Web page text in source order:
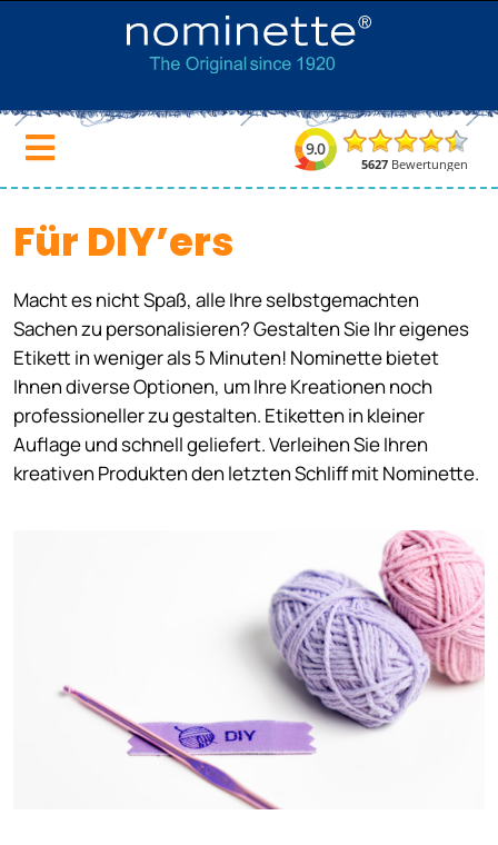
Für DIY’ers
Macht es nicht Spaß, alle Ihre selbstgemachten
Sachen zu personalisieren? Gestalten Sie Ihr eigenes
Etikett in weniger als 5 Minuten! Nominette bietet
Ihnen diverse Optionen, um Ihre Kreationen noch
professioneller zu gestalten. Etiketten in kleiner
Auflage und schnell geliefert. Verleihen Sie Ihren
kreativen Produkten den letzten Schliff mit Nominette.